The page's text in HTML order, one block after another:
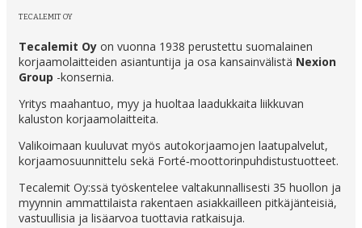
TECALEMIT OY
Tecalemit Oy on vuonna 1938 perustettu suomalainen
korjaamolaitteiden asiantuntija ja osa kansainvälistä Nexion
Group -konsernia.
Yritys maahantuo, myy ja huoltaa laadukkaita liikkuvan
kaluston korjaamolaitteita.
Valikoimaan kuuluvat myös autokorjaamojen laatupalvelut,
korjaamosuunnittelu sekä Forté‑moottorinpuhdistustuotteet.
Tecalemit Oy:ssä työskentelee valtakunnallisesti 35 huollon ja
myynnin ammattilaista rakentaen asiakkailleen pitkäjänteisiä,
vastuullisia ja lisäarvoa tuottavia ratkaisuja.